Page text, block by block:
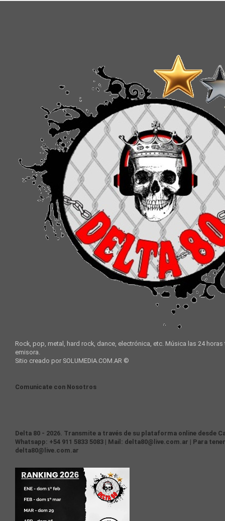
Rock, pop, metal, hard rock, dance, electrónica, etc. Música las 24
emisora.
Sitio creado por SOLUMEDIA.COM.AR ©
Comunicate con Nosotros
Delta 80 - 2026. Transmite a través de su plataforma online desde
Whatsapp: +54 911 5833 5083 | Mail: delta80@live.com.ar | Para
delta80@live.com.ar